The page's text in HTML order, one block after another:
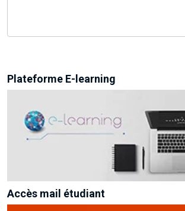
Plateforme E-learning
Accès mail étudiant